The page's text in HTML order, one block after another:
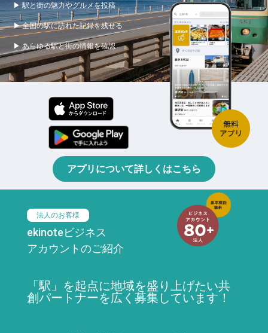
▶ 駅と街の魅力やグルメを投稿
▶ 全国の駅に訪れた記録を残せる
▶ あらゆる駅と街の情報を確認
アプリについて詳しくはこちら
法人のお客様
ekinoteビジネス
アカウントのご紹介
「駅」を起点に地域を盛り上げたい共
創パートナーを広く募集しています！